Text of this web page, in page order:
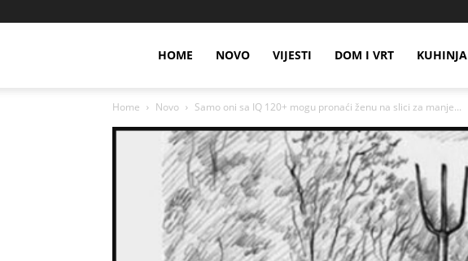
HOME NOVO VIJESTI DOM I VRT KUHINJA
Home Novo Samo oni sa IQ 120+ mogu pronaći ženu na slici za manje...